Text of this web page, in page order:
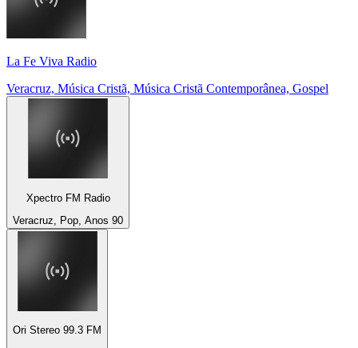
La Fe Viva Radio
Veracruz, Música Cristã, Música Cristã Contemporânea, Gospel
Xpectro FM Radio
Veracruz, Pop, Anos 90
Ori Stereo 99.3 FM